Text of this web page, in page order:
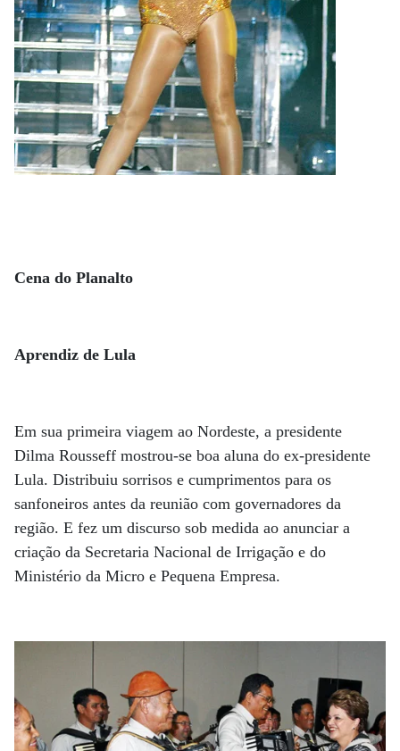
Cena do Planalto
Aprendiz de Lula
Em sua primeira viagem ao Nordeste, a presidente
Dilma Rousseff mostrou-se boa aluna do ex-presidente
Lula. Distribuiu sorrisos e cumprimentos para os
sanfoneiros antes da reunião com governadores da
região. E fez um discurso sob medida ao anunciar a
criação da Secretaria Nacional de Irrigação e do
Ministério da Micro e Pequena Empresa.